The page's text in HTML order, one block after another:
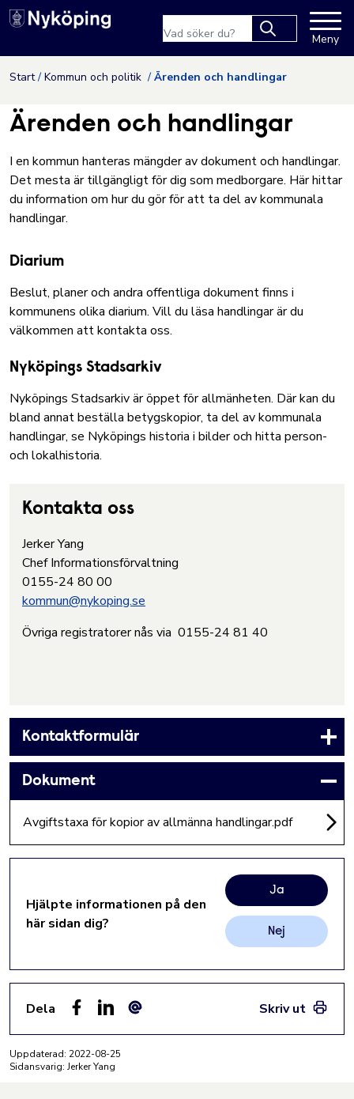
Hoppa till innehåll
Nyköpings kommuns
results.
Meny
Start Kommun och politik Ärenden och handlingar
Ärenden och handlingar
I en kommun hanteras mängder av dokument och handlingar.
Det mesta är tillgängligt för dig som medborgare. Här hittar
du information om hur du gör för att ta del av kommunala
handlingar.
Diarium
Beslut, planer och andra offentliga dokument finns i
kommunens olika diarium. Vill du läsa handlingar är du
välkommen att kontakta oss.
Nyköpings Stadsarkiv
Nyköpings Stadsarkiv är öppet för allmänheten. Där kan du
bland annat beställa betygskopior, ta del av kommunala
handlingar, se Nyköpings historia i bilder och hitta person-
och lokalhistoria.
Kontakta oss
Jerker Yang
Chef Informationsförvaltning
0155-24 80 00
kommun@nykoping.se
Övriga registratorer nås via 0155-24 81 40
Kontaktformulär
Dokument
Avgiftstaxa för kopior av allmänna handlingar.pdf
Hjälpte informationen på den
här sidan dig?
Ja
Nej
Dela
Skriv ut
Uppdaterad: 2022-08-25
Sidansvarig: Jerker Yang